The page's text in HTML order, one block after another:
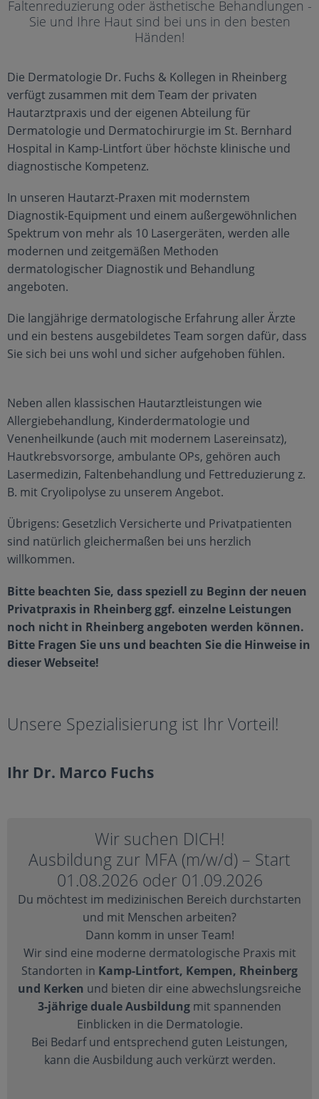
Falten­reduzierung oder ästhetische Behandlungen -
Sie und Ihre Haut sind bei uns in den besten
Händen!
Die Dermatologie Dr. Fuchs & Kollegen in Rheinberg
verfügt zusammen mit dem Team der privaten
Hautarztpraxis und der eigenen Abteilung für
Dermatologie und Dermatochirurgie im St. Bernhard
Hospital in Kamp-Lintfort über höchste klinische und
diagnostische Kompetenz.
In unseren Hautarzt-Praxen mit modernstem
Diagnostik-Equipment und einem außergewöhnlichen
Spektrum von mehr als 10 Lasergeräten, werden alle
modernen und zeitgemäßen Methoden
dermatologischer Diagnostik und Behandlung
angeboten.
Die langjährige dermatologische Erfahrung aller Ärzte
und ein bestens ausgebildetes Team sorgen dafür, dass
Sie sich bei uns wohl und sicher aufgehoben fühlen.
Neben allen klassischen Hautarztleistungen wie
Allergiebehandlung, Kinderdermatologie und
Venenheilkunde (auch mit modernem Lasereinsatz),
Hautkrebsvorsorge, ambulante OPs, gehören auch
Lasermedizin, Faltenbehandlung und Fettreduzierung z.
B. mit Cryo­lipolyse zu unserem Angebot.
Übrigens: Gesetzlich Versicherte und Privatpatienten
sind natürlich gleichermaßen bei uns herzlich
willkommen.
Bitte beachten Sie, dass speziell zu Beginn der neuen
Privatpraxis in Rheinberg ggf. einzelne Leistungen
noch nicht in Rheinberg angeboten werden können.
Bitte Fragen Sie uns und beachten Sie die Hinweise in
dieser Webseite!
Unsere Spezialisierung ist Ihr Vorteil!
Ihr Dr. Marco Fuchs
Wir suchen DICH!
Ausbildung zur MFA (m/w/d) – Start
01.08.2026 oder 01.09.2026
Du möchtest im medizinischen Bereich durchstarten
und mit Menschen arbeiten?
Dann komm in unser Team!
Wir sind eine moderne dermatologische Praxis mit
Standorten in Kamp-Lintfort, Kempen, Rheinberg
und Kerken und bieten dir eine abwechslungsreiche
3-jährige duale Ausbildung mit spannenden
Einblicken in die Dermatologie.
Bei Bedarf und entsprechend guten Leistungen,
kann die Ausbildung auch verkürzt werden.